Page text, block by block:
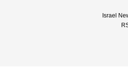
Israel